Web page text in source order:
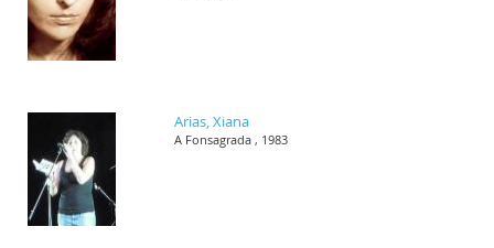
Arias, Xiana
A Fonsagrada , 1983